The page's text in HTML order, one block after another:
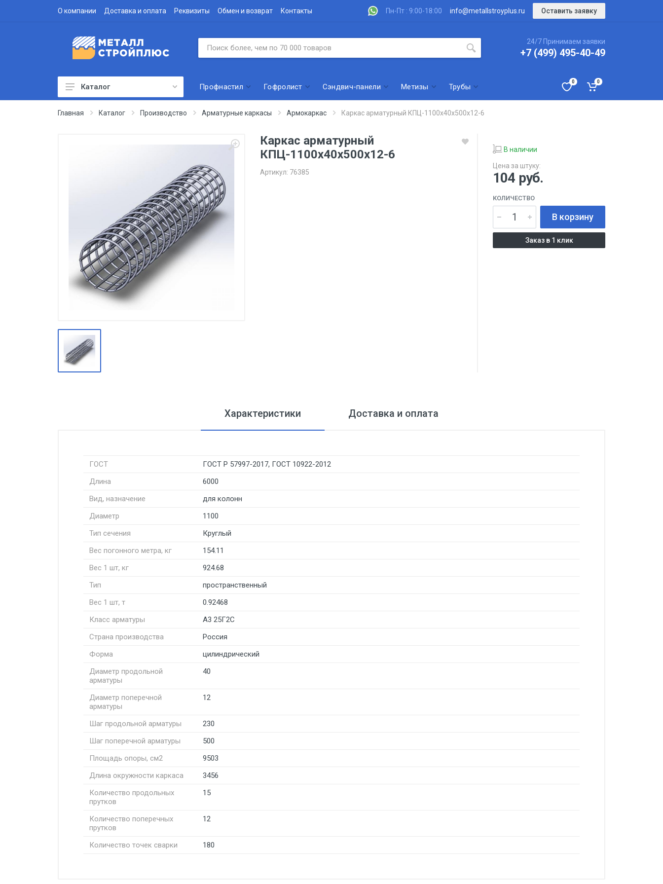
О компании Доставка и оплата Реквизиты Обмен и возврат Контакты Пн-Пт : 9:00-18:00 info@metallstroyplus.ru Оставить заявку
24/7 Принимаем заявки
+7 (499) 495-40-49
Профнастил
Производство
Штакетник
Черный металлопрокат
Нержавеющий металлопрокат
метизы
Оцинкованный металлопрокат
Запорная арматура
Каталог Профнастил Гофролист Сэндвич-панели Метизы Трубы
0 0
Главная Каталог Производство Арматурные каркасы Армокаркас Каркас арматурный КПЦ-1100х40х500х12-6
Каркас арматурный
КПЦ-1100х40х500х12-6
Артикул: 76385
В наличии
Цена за штуку:
104 руб.
КОЛИЧЕСТВО
В корзину
Заказ в 1 клик
Характеристики Доставка и оплата
ГОСТ
ГОСТ Р 57997-2017, ГОСТ 10922-2012
Длина
6000
Вид, назначение
для колонн
Диаметр
1100
Тип сечения
Круглый
Вес погонного метра, кг
154.11
Вес 1 шт, кг
924.68
Тип
пространственный
Вес 1 шт, т
0.92468
Класс арматуры
А3 25Г2С
Страна производства
Россия
Форма
цилиндрический
Диаметр продольной
арматуры
40
Диаметр поперечной
арматуры
12
Шаг продольной арматуры
230
Шаг поперечной арматуры
500
Площадь опоры, см2
9503
Длина окружности каркаса
3456
Количество продольных
прутков
15
Количество поперечных
прутков
12
Количество точек сварки 180